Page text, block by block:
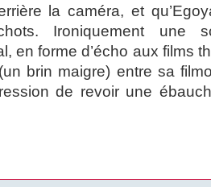
la caméra, et
Ironiquement une
en forme d’écho aux films
brin maigre) entre sa
de revoir une